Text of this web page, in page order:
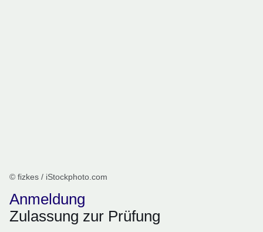
© fizkes / iStockphoto.com
Anmeldung
Zulassung zur Prüfung